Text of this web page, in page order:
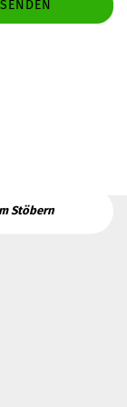
SENDEN
Stöbern